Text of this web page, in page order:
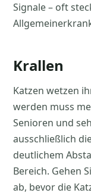
Signale – oft
Krallen
Katzen wetzen
werden muss
Senioren und
ausschließlich
deutlichem
Bereich. Gehen
ab, bevor die